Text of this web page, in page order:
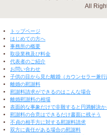
All
トップページ
はじめての方へ
事務所の概要
取扱業務及び料金
代表者のご紹介
お問い合わせ
子供の目から見た離婚（カウンセラー兼行
離婚の慰謝料
慰謝料請求ができるのはこんな場合
離婚慰謝料の相場
表面的な事象だけで非難すると円満解決か
慰謝料の合意はできるだけ書面に残そう
不貞の相手方に対する慰謝料請求
双方に責任がある場合の慰謝料